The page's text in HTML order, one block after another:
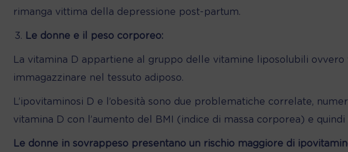
rimanga vittima della depressione post-partum.
Le donne e il peso corporeo:
La vitamina D appartiene al gruppo delle vitamine liposolubili
immagazzinare nel tessuto adiposo.
L’ipovitaminosi D e l’obesità sono due problematiche correlate,
vitamina D con l’aumento del BMI (indice di massa corporea) e
Le donne in sovrappeso presentano un rischio maggiore di